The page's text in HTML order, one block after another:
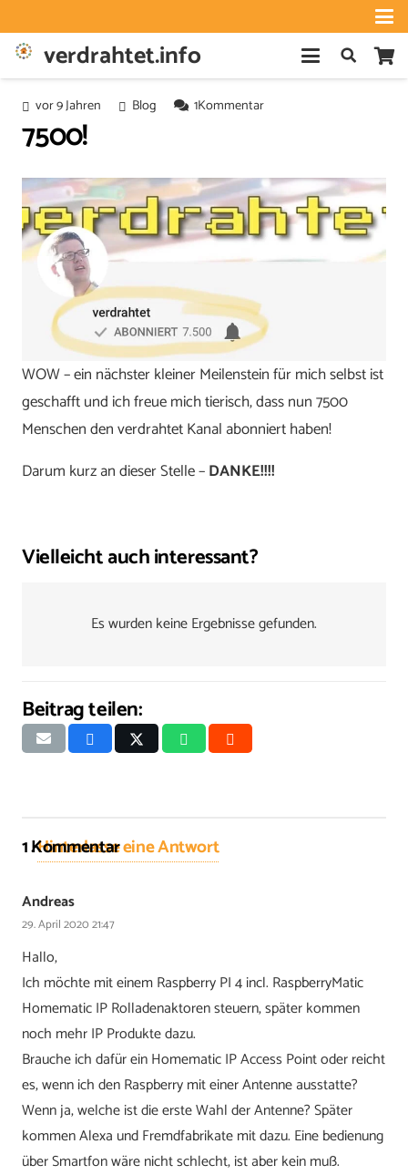
verdrahtet.info
vor 9 Jahren Blog 1Kommentar
7500!
WOW – ein nächster kleiner Meilenstein für mich selbst ist
geschafft und ich freue mich tierisch, dass nun 7500
Menschen den verdrahtet Kanal abonniert haben!
Darum kurz an dieser Stelle –DANKE!!!!
Vielleicht auch interessant?
Es wurden keine Ergebnisse gefunden.
Beitrag teilen:
1Kommentar
.Hinterlasse eine Antwort
Andreas
29. April 2020 21:47
Hallo,
Ich möchte mit einem Raspberry PI 4 incl. RaspberryMatic
Homematic IP Rolladenaktoren steuern, später kommen
noch mehr IP Produkte dazu.
Brauche ich dafür ein Homematic IP Access Point oder reicht
es, wenn ich den Raspberry mit einer Antenne ausstatte?
Wenn ja, welche ist die erste Wahl der Antenne? Später
kommen Alexa und Fremdfabrikate mit dazu. Eine bedienung
über Smartfon wäre nicht schlecht, ist aber kein muß.